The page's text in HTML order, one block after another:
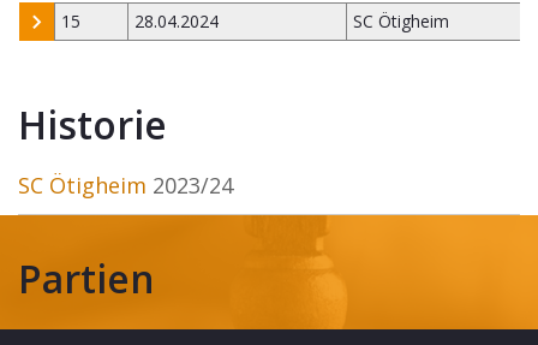
15 28.04.2024 SC Ötigheim
Historie
SC Ötigheim 2023/24
Partien